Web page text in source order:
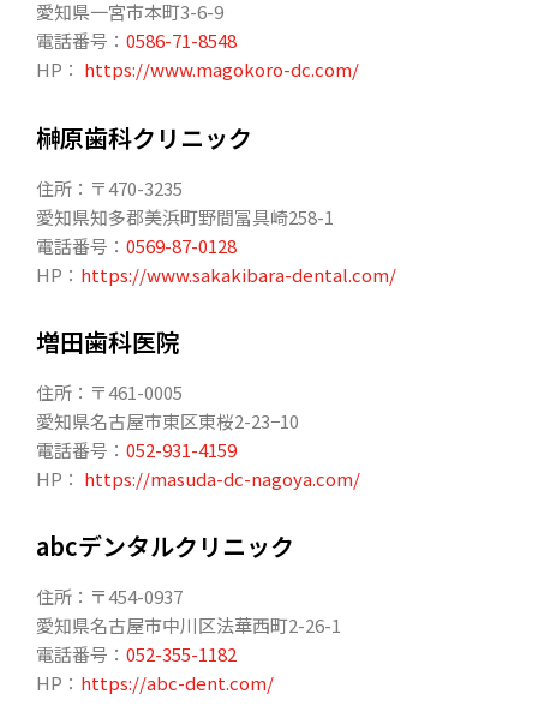
愛知県一宮市本町3-6-9
電話番号： 0586-71-8548
HP： https://www.magokoro-dc.com/
榊原歯科クリニック
住所：〒470-3235
愛知県知多郡美浜町野間冨具崎258-1
電話番号： 0569-87-0128
HP： https://www.sakakibara-dental.com/
増田歯科医院
住所：〒461-0005
愛知県名古屋市東区東桜2-23−10
電話番号： 052-931-4159
HP： https://masuda-dc-nagoya.com/
abcデンタルクリニック
住所：〒454-0937
愛知県名古屋市中川区法華西町2-26-1
電話番号： 052-355-1182
HP： https://abc-dent.com/